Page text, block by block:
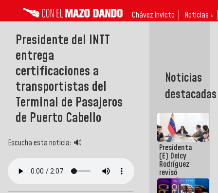
Chávez invicto Noticias ↓
Presidente del INTT
entrega
certificaciones a
transportistas del
Terminal de Pasajeros
de Puerto Cabello
Escucha esta noticia: 🔊
Noticias
destacadas
Presidenta
(E) Delcy
Rodríguez
revisó
agenda
económica y